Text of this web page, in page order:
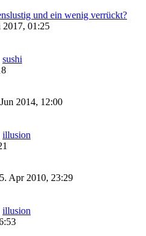
und ein wenig verrückt?
2017, 01:25
sushi
2014, 12:00
illusion
Apr 2010, 23:29
illusion